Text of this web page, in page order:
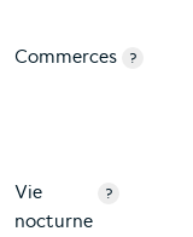
Commerces ?
Vie
nocturne
?